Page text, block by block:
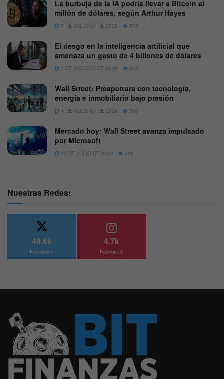
La burbuja de la IA podría llevar a Bitcoin al
millón de dólares, según Arthur Hayes
5 DE AGOSTO DE 2026 575
El riesgo en la inteligencia artificial que
amenaza un gasto de 4 billones de dólares
4 DE AGOSTO DE 2026 545
Wall Street: Preapertura con tecnología,
energía e inmobiliario bajo presión
4 DE AGOSTO DE 2026 568
Mercado hoy: Wall Street avanza impulsado
por Microsoft
30 DE JULIO DE 2026 584
Nuestras Redes:
49.6k
Followers
4.7k
Followers